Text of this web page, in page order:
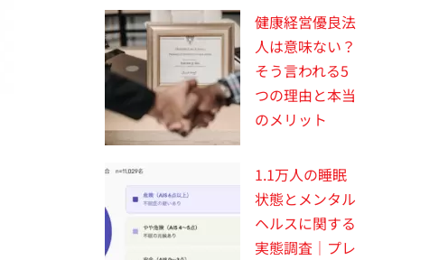
健康経営優良法
人は意味ない？
そう言われる5
つの理由と本当
のメリット
1.1万人の睡眠
状態とメンタル
ヘルスに関する
実態調査｜プレ